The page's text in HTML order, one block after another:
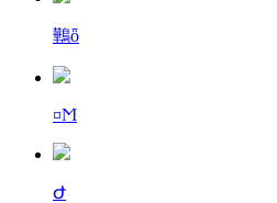
鷨ȫ
¤Ϻ
Ժ